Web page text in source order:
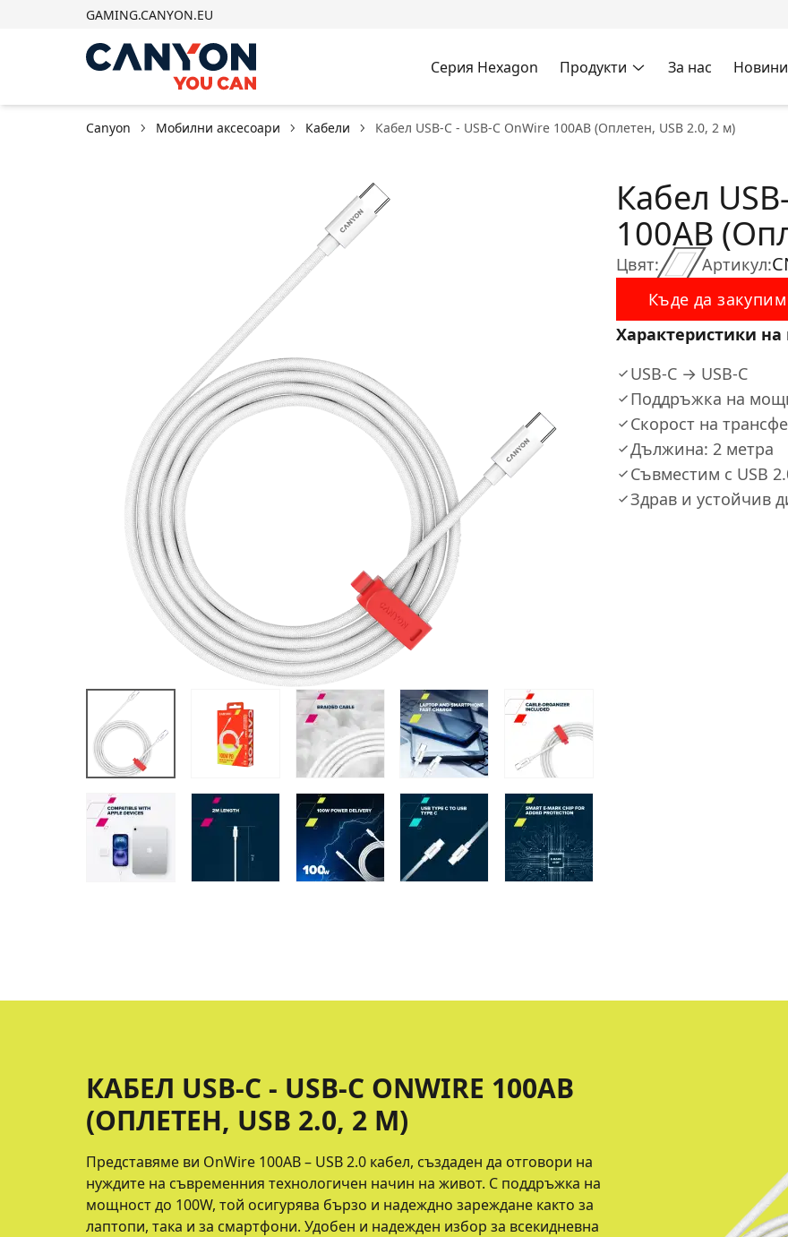
GAMING.CANYON.EU
Серия Hexagon Продукти За нас
Canyon Мобилни аксесоари Кабели Кабел USB-C - USB-C OnWire 100AB (Оплетен, USB 2.0, 2 м)
Цвят:
Кабел
100AB
Артикул:
Къде да закупим
Характеристики на
USB-C → USB-C
Поддръжка на
Скорост на
Дължина: 2 метра
Съвместим с USB
Здрав и устойчив
КАБЕЛ USB-C - USB-C ONWIRE 100AB
(ОПЛЕТЕН, USB 2.0, 2 М)
Представяме ви OnWire 100AB – USB 2.0 кабел, създаден да отговори на
нуждите на съвременния технологичен начин на живот. С поддръжка на
мощност до 100W, той осигурява бързо и надеждно зареждане както за
лаптопи, така и за смартфони. Удобен и надежден избор за всекидневна